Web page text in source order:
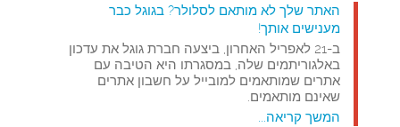
האתר שלך לא מותאם לסלולר? בגוגל כבר
מענישים אותך!
ב-21 לאפריל האחרון, ביצעה חברת גוגל את עדכון
באלגוריתמים שלה, במסגרתו היא הטיבה עם
אתרים שמותאמים למובייל על חשבון אתרים
שאינם מותאמים.
המשך קריאה...